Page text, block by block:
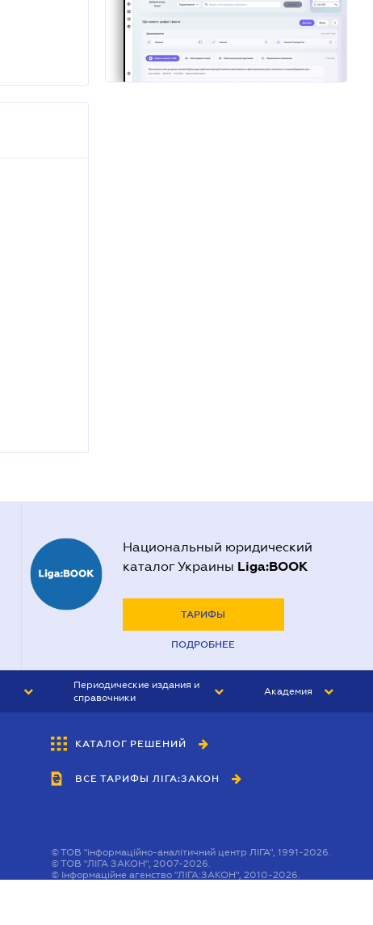
Национальный юридический
каталог Украины Liga:BOOK
ТАРИФЫ
ПОДРОБНЕЕ
Периодические издания и
справочники
БУХГАЛТЕР&ЗАКОН
ВЕСТНИК МСФО
Академия
КАТАЛОГ РЕШЕНИЙ
ВСЕ ТАРИФЫ ЛІГА:ЗАКОН
©ТОВ "інформаційно-аналітичний центр ЛІГА", 1991-2026.
©ТОВ "ЛІГА ЗАКОН", 2007-2026.
© Інформаційне агенство "ЛІГА:ЗАКОН", 2010-2026.